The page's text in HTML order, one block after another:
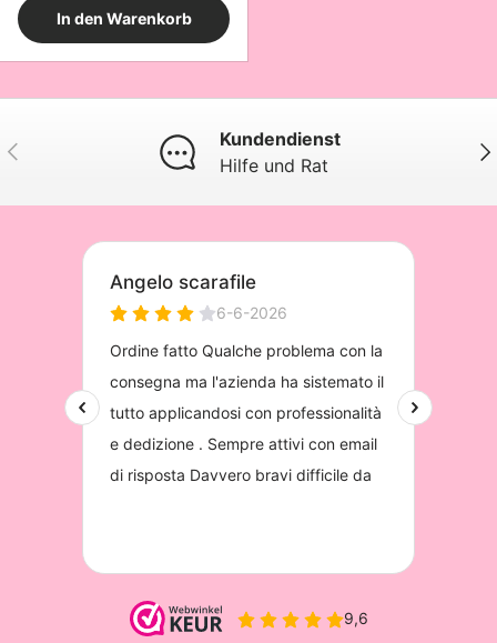
In den Warenkorb
Vorherige
Kundendienst
Hilfe und Rat